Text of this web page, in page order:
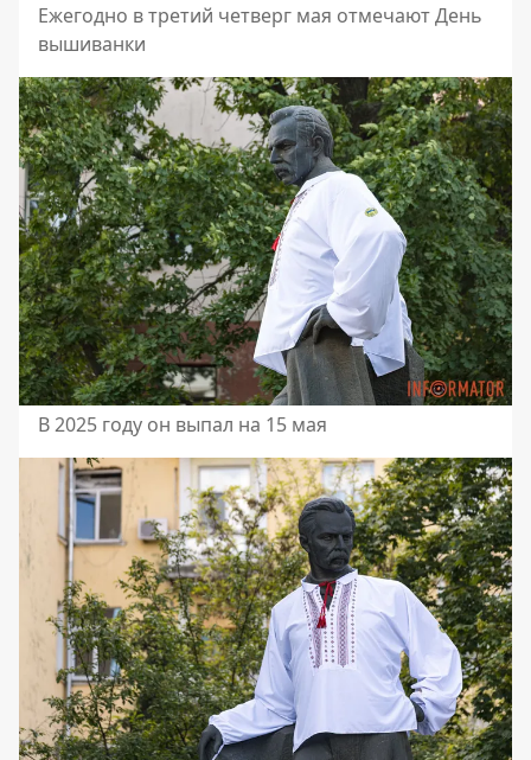
Ежегодно в третий четверг мая отмечают День
вышиванки
В 2025 году он выпал на 15 мая